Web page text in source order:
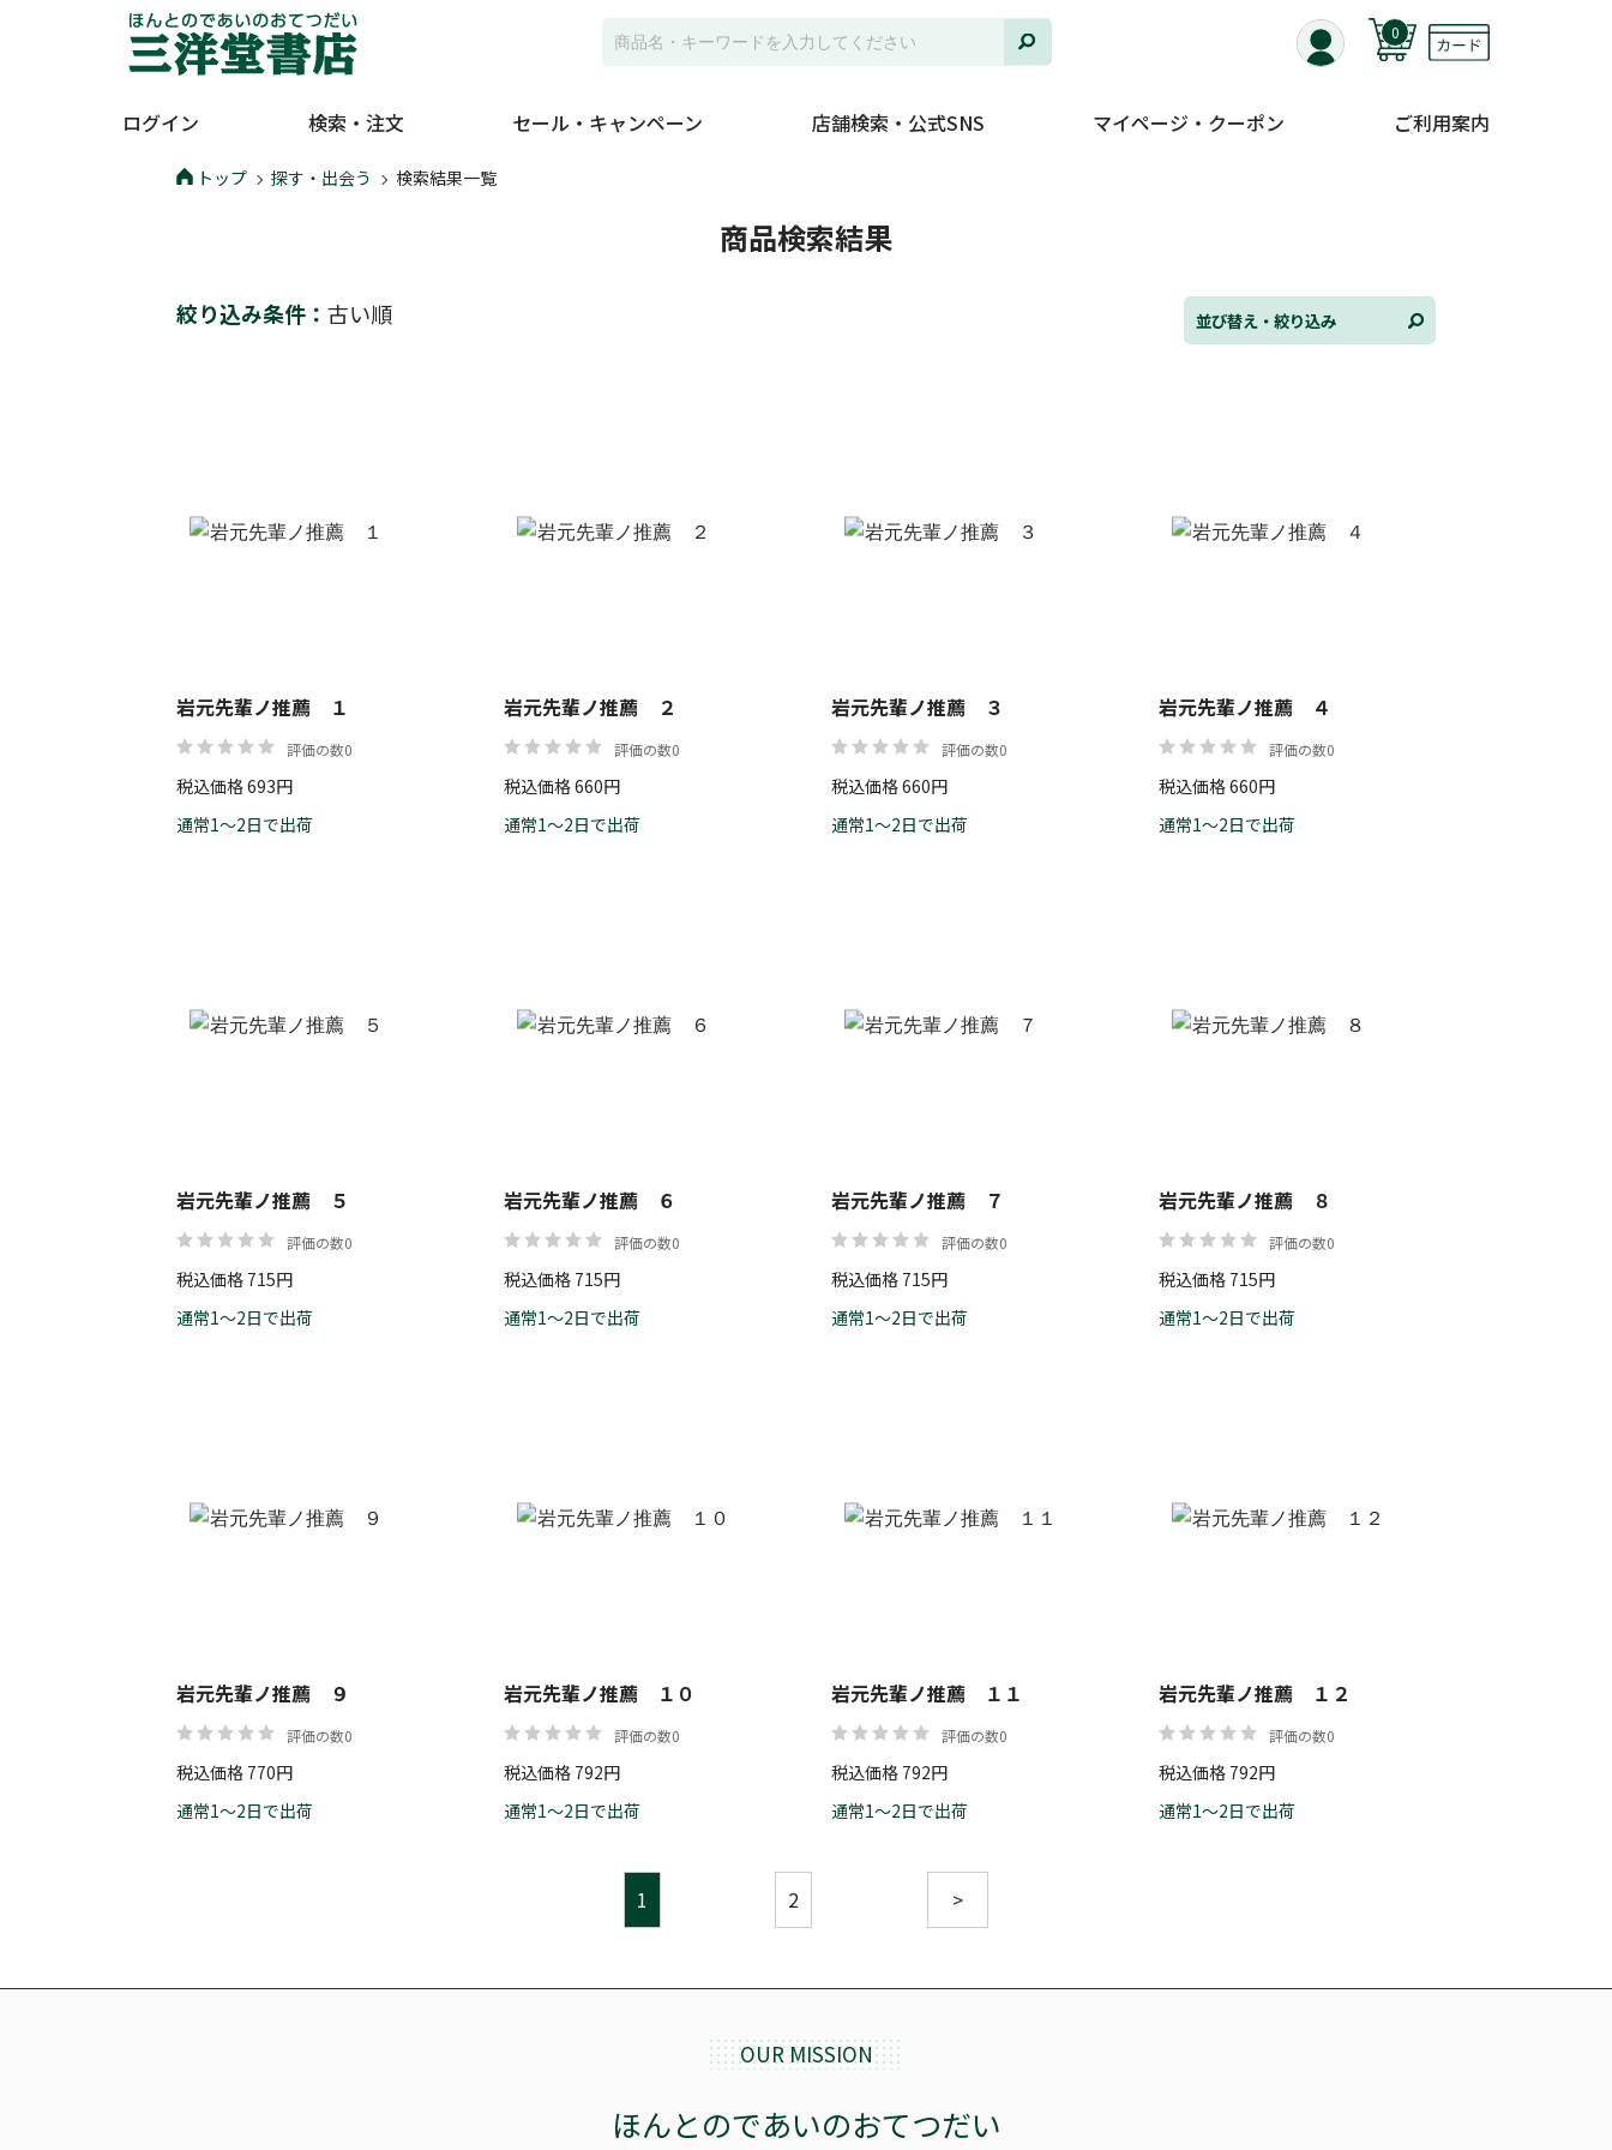
0
ログイン 検索・注文 セール・キャンペーン 店舗検索・公式SNS マイページ・クーポン ご利用案内
トップ 探す・出会う 検索結果一覧
商品検索結果
絞り込み条件： 古い順 並び替え・絞り込み
並び替え
リセット
岩元先輩ノ推薦 １
評価の数0
税込価格 693円
通常1～2日で出荷
岩元先輩ノ推薦 ２
評価の数0
税込価格 660円
通常1～2日で出荷
岩元先輩ノ推薦 ３
評価の数0
税込価格 660円
通常1～2日で出荷
岩元先輩ノ推薦 ４
評価の数0
税込価格 660円
通常1～2日で出荷
岩元先輩ノ推薦 ５
評価の数0
税込価格 715円
通常1～2日で出荷
岩元先輩ノ推薦 ６
評価の数0
税込価格 715円
通常1～2日で出荷
岩元先輩ノ推薦 ７
評価の数0
税込価格 715円
通常1～2日で出荷
岩元先輩ノ推薦 ８
評価の数0
税込価格 715円
通常1～2日で出荷
岩元先輩ノ推薦 ９
評価の数0
税込価格 770円
通常1～2日で出荷
岩元先輩ノ推薦 １０
評価の数0
税込価格 792円
通常1～2日で出荷
岩元先輩ノ推薦 １１
評価の数0
税込価格 792円
通常1～2日で出荷
岩元先輩ノ推薦 １２
評価の数0
税込価格 792円
通常1～2日で出荷
1 2 >
OUR MISSION
ほんとのであいのおてつだい